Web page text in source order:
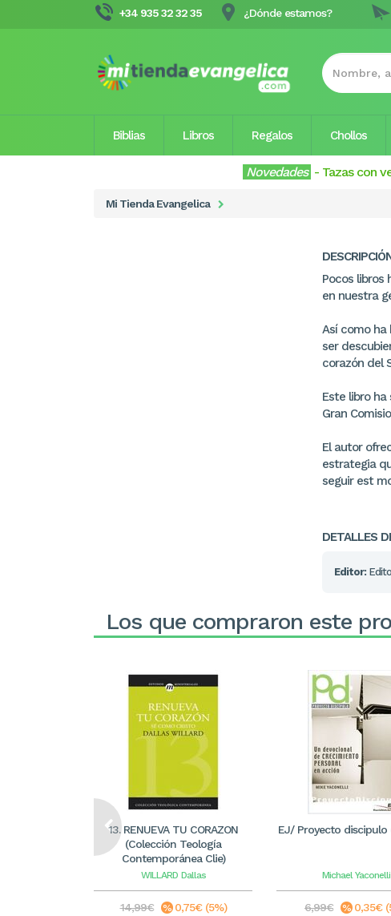
+34 935 32 32 35 ¿Dónde estamos?
Biblias Libros Regalos Chollos
Novedades - Tazas con
Mi Tienda Evangelica
Pocos libros
en nuestra
Así como ha
ser
corazón del
Este libro
Gran
El autor
estrategia
seguir est
DETALLES
Editor:
Los que compraron este
13. RENUEVA TU CORAZON
(Colección Teología
Contemporánea Clie)
WILLARD Dallas
14,99€ 0,75€ (5%)
EJ/ Proyecto discipulo
Michael Yaconelli
6,99€ 0,35€